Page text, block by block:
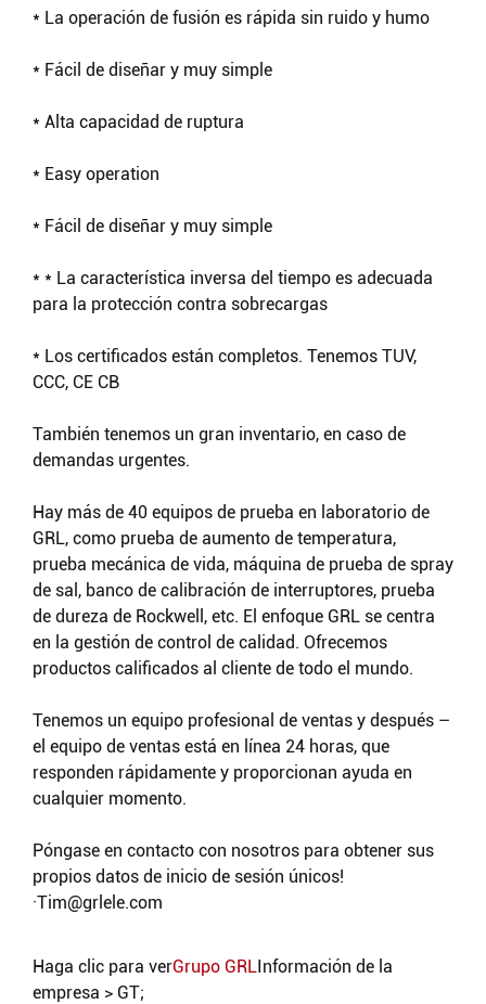
* La operación de fusión es rápida sin ruido y humo
* Fácil de diseñar y muy simple
* Alta capacidad de ruptura
* Easy operation
* Fácil de diseñar y muy simple
* * La característica inversa del tiempo es adecuada
para la protección contra sobrecargas
* Los certificados están completos. Tenemos TUV,
CCC, CE CB
También tenemos un gran inventario, en caso de
demandas urgentes.
Hay más de 40 equipos de prueba en laboratorio de
GRL, como prueba de aumento de temperatura,
prueba mecánica de vida, máquina de prueba de spray
de sal, banco de calibración de interruptores, prueba
de dureza de Rockwell, etc. El enfoque GRL se centra
en la gestión de control de calidad. Ofrecemos
productos calificados al cliente de todo el mundo.
Tenemos un equipo profesional de ventas y después –
el equipo de ventas está en línea 24 horas, que
responden rápidamente y proporcionan ayuda en
cualquier momento.
Póngase en contacto con nosotros para obtener sus
propios datos de inicio de sesión únicos!
·Tim@grlele.com
Haga clic para verGrupo GRLInformación de la
empresa > GT;